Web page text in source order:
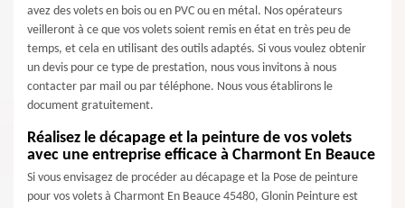
avez des volets en bois ou en PVC ou en métal. Nos opérateurs
veilleront à ce que vos volets soient remis en état en très peu de
temps, et cela en utilisant des outils adaptés. Si vous voulez obtenir
un devis pour ce type de prestation, nous vous invitons à nous
contacter par mail ou par téléphone. Nous vous établirons le
document gratuitement.
Réalisez le décapage et la peinture de vos volets
avec une entreprise efficace à Charmont En Beauce
Si vous envisagez de procéder au décapage et la Pose de peinture
pour vos volets à Charmont En Beauce 45480, Glonin Peinture est